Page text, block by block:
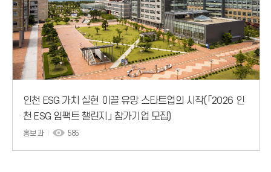
인천 ESG 가치 실현 이끌 유망 스타트업의 시작(「2026 인
천 ESG 임팩트 챌린지」 참가기업 모집)
홍보과 585